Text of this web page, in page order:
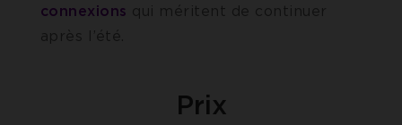
connexions qui méritent de continuer
après l’été.
Prix